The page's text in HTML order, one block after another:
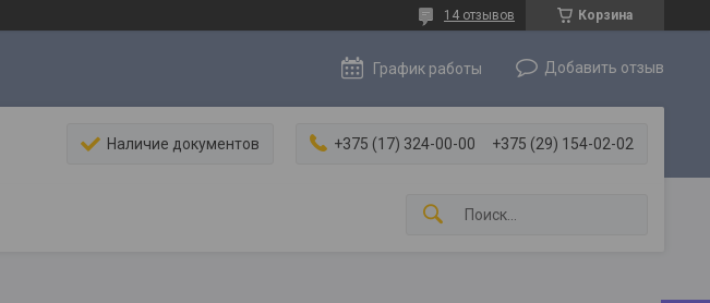
Корзина
14 отзывов
График работы Добавить отзыв
Наличие документов +375 (17) 324-00-00 +375 (29) 154-02-02